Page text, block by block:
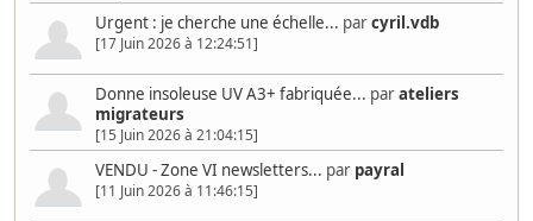
Urgent : je cherche une échelle... parcyril.vdb
[17 Juin 2026 à 12:24:51]
Donne insoleuse UV A3+ fabriquée... parateliers
migrateurs
[15 Juin 2026 à 21:04:15]
VENDU - Zone VI newsletters... par payral
[11 Juin 2026 à 11:46:15]